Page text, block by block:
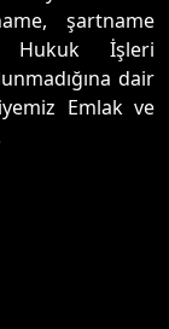
şartname
Hukuk İşleri
dair
Emlak ve